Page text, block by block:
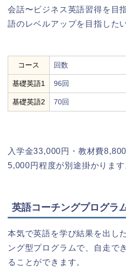
会話〜ビジネス英語習得を目
語のレベルアップを目指した
コース 回数
基礎英語1 96回
基礎英語2 70回
入学金33,000円・教材費
5,000円程度が別途掛かります
英語コーチングプログラ
本気で英語を学び結果を出し
ング型プログラムで、自走で
ることができます。